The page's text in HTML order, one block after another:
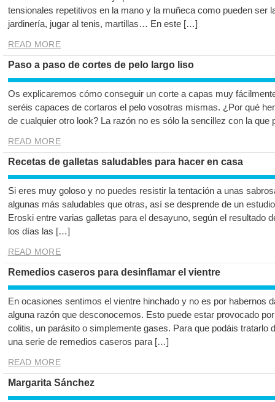
tensionales repetitivos en la mano y la muñeca como pueden ser
jardinería, jugar al tenis, martillas… En este […]
READ MORE
Paso a paso de cortes de pelo largo liso
Os explicaremos cómo conseguir un corte a capas muy
seréis capaces de cortaros el pelo vosotras mismas. ¿Por qué
de cualquier otro look? La razón no es sólo la sencillez con la
READ MORE
Recetas de galletas saludables para hacer en casa
Si eres muy goloso y no puedes resistir la tentación a unas
algunas más saludables que otras, así se desprende de un
Eroski entre varias galletas para el desayuno, según el resultado
los días las […]
READ MORE
Remedios caseros para desinflamar el vientre
En ocasiones sentimos el vientre hinchado y no es por habernos
alguna razón que desconocemos. Esto puede estar provocado
colitis, un parásito o simplemente gases. Para que podáis tratarlo
una serie de remedios caseros para […]
READ MORE
Margarita Sánchez